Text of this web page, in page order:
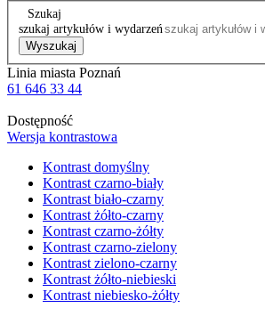
Szukaj
szukaj artykułów i wydarzeń
Wyszukaj
Linia miasta Poznań
61 646 33 44
Dostępność
Wersja kontrastowa
Kontrast domyślny
Kontrast czarno-biały
Kontrast biało-czarny
Kontrast żółto-czarny
Kontrast czarno-żółty
Kontrast czarno-zielony
Kontrast zielono-czarny
Kontrast żółto-niebieski
Kontrast niebiesko-żółty